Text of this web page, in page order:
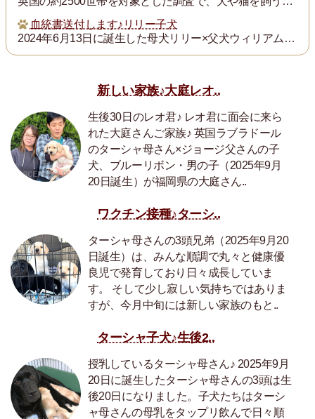
血統書送付します♪リリー子犬
2024年6月13日に誕生した母犬リリー×父犬ウィリアム子犬のの血統書を飼い主の皆様にお送りいたします。
新しい家族♪大庭レオ..
生後30日のレオ君♪ レオ君に面会に来ら
れた大庭さんご家族♪ 英国ラブラドール
のターシャ母さん×ジョージ父さんの子
犬、ブルーリボン・男の子（2025年9月
20日誕生）が福岡県の大庭さん..
ワクチン接種♪ターシ..
ターシャ母さんの3頭兄弟（2025年9月20
日誕生）は、みんな順調で丸々と健康優
良児で発育しており日々成長していま
す。 そして少し寂しい気持ちではありま
すが、今月中旬には新しい家族のもと..
ターシャ子犬♪生後2..
授乳しているターシャ母さん♪ 2025年9月
20日に誕生したターシャ母さんの3頭は生
後20日になりました。子犬たちはターシ
ャ母さんの母乳をタップリ飲んで日々順